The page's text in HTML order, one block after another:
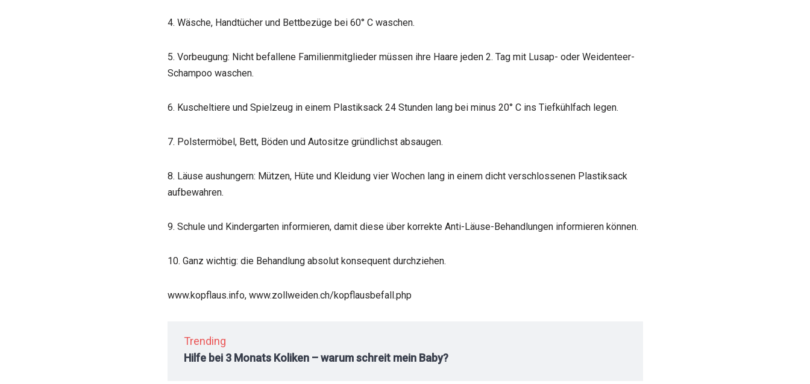
4. Wäsche, Handtücher und Bettbezüge bei 60° C waschen.
5. Vorbeugung: Nicht befallene Familienmitglieder müssen ihre Haare jeden 2. Tag mit Lusap- oder Weidenteer-
Schampoo waschen.
6. Kuscheltiere und Spielzeug in einem Plastiksack 24 Stunden lang bei minus 20° C ins Tiefkühlfach legen.
7. Polstermöbel, Bett, Böden und Autositze gründlichst absaugen.
8. Läuse aushungern: Mützen, Hüte und Kleidung vier Wochen lang in einem dicht verschlossenen Plastiksack
aufbewahren.
9. Schule und Kindergarten informieren, damit diese über korrekte Anti-Läuse-Behandlungen informieren können.
10. Ganz wichtig: die Behandlung absolut konsequent durchziehen.
www.kopflaus.info, www.zollweiden.ch/kopflausbefall.php
Trending
Hilfe bei 3 Monats Koliken – warum schreit mein Baby?